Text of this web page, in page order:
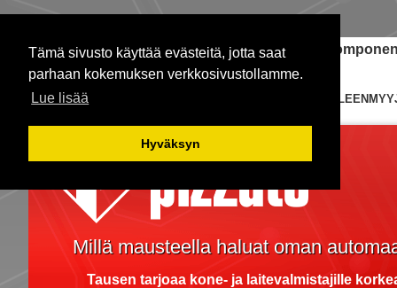
Tämä sivusto käyttää evästeitä, jotta saat
parhaan kokemuksen verkkosivustollamme.
Lue lisää
Hyväksyn
Janome-ompelukoneet Teollisuuden
ETUSIVU
Millä mausteella haluat oman
Tausen tarjoaa kone- ja laitevalmistajille